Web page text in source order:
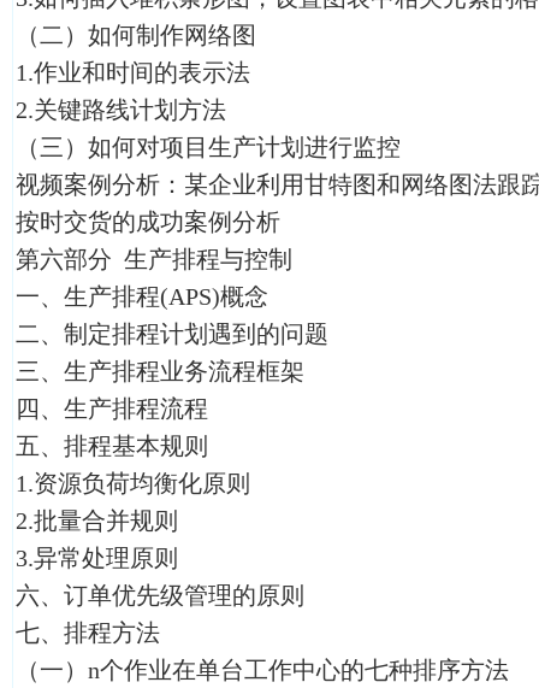
（二）如何制作网络图
1.作业和时间的表示法
2.关键路线计划方法
（三）如何对项目生产计划进行监控
视频案例分析：某企业利用甘特图和网络图法跟
按时交货的成功案例分析
第六部分 生产排程与控制
一、生产排程(APS)概念
二、制定排程计划遇到的问题
三、生产排程业务流程框架
四、生产排程流程
五、排程基本规则
1.资源负荷均衡化原则
2.批量合并规则
3.异常处理原则
六、订单优先级管理的原则
七、排程方法
（一）n个作业在单台工作中心的七种排序方法